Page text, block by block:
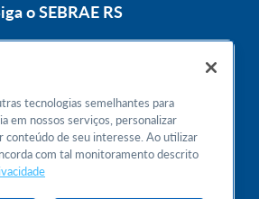
o SEBRAE RS
Atendimento 24h
no WhatsApp
tecnologias semelhantes para
em nossos serviços, personalizar
conteúdo de seu interesse. Ao utilizar
com tal monitoramento descrito